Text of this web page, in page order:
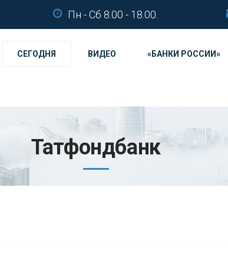
Пн - Сб 8.00 - 18.00.
СЕГОДНЯ ВИДЕО «БАНКИ РОССИИ»
Татфондбанк